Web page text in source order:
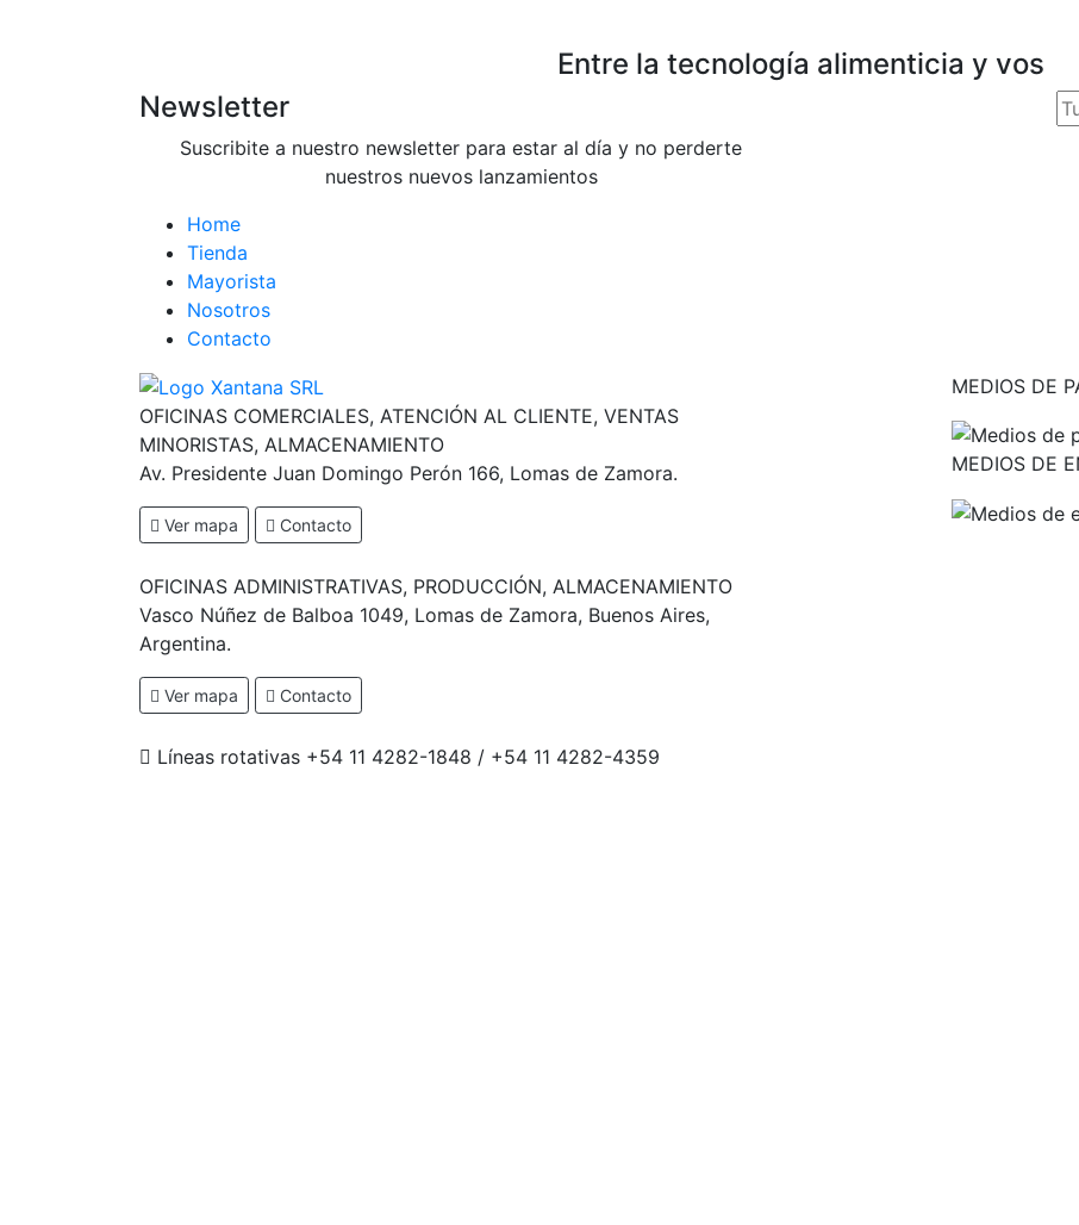
Entre la tecnología alimenticia y vos
Newsletter
Suscribite a nuestro newsletter para estar al día y no perderte
nuestros nuevos lanzamientos
Home
Tienda
Mayorista
Nosotros
Contacto
OFICINAS COMERCIALES, ATENCIÓN AL CLIENTE, VENTAS
MINORISTAS, ALMACENAMIENTO
Av. Presidente Juan Domingo Perón 166, Lomas de Zamora.
Ver mapa Contacto
OFICINAS ADMINISTRATIVAS, PRODUCCIÓN, ALMACENAMIENTO
Vasco Núñez de Balboa 1049, Lomas de Zamora, Buenos Aires,
Argentina.
Ver mapa Contacto
Líneas rotativas +54 11 4282-1848 / +54 11 4282-4359
MEDIOS DE
MEDIOS DE